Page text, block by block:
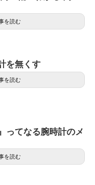
を読む
を無くす
を読む
ってなる腕時計のメ
を読む